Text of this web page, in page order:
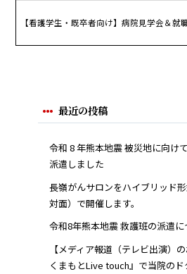
【看護学生・既卒者向け】病院見学会＆就
最近の投稿
令和 8 年熊本地震 被災地に向け
派遣しました
長嶺がんサロンをハイブリッド
対面）で開催します。
令和8年熊本地震 救護班の派遣に
【メディア報道（テレビ出演）
くまもとLive touch』で当院の